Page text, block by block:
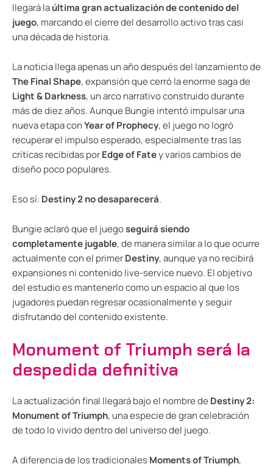
llegará laúltima gran actualización de contenido del
juego, marcando el cierre del desarrollo activo tras casi
una década de historia.
La noticia llega apenas un año después del lanzamiento de
The Final Shape, expansión que cerró la enorme saga de
Light & Darkness, un arco narrativo construido durante
más de diez años. Aunque Bungie intentó impulsar una
nueva etapa conYear of Prophecy, el juego no logró
recuperar el impulso esperado, especialmente tras las
críticas recibidas porEdge of Fatey varios cambios de
diseño poco populares.
Eso sí: Destiny 2 no desaparecerá.
Bungie aclaró que el juegoseguirá siendo
completamente jugable, de manera similar a lo que ocurre
actualmente con el primerDestiny, aunque ya no recibirá
expansiones ni contenido live-service nuevo. El objetivo
del estudio es mantenerlo como un espacio al que los
jugadores puedan regresar ocasionalmente y seguir
disfrutando del contenido existente.
Monument of Triumph será la
despedida definitiva
La actualización final llegará bajo el nombre de Destiny 2:
Monument of Triumph, una especie de gran celebración
de todo lo vivido dentro del universo del juego.
A diferencia de los tradicionalesMoments of Triumph,